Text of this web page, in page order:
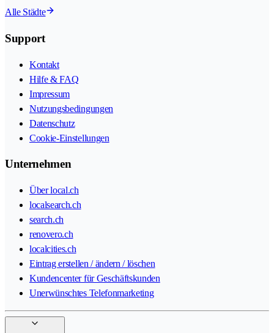
Alle Städte
Support
Kontakt
Hilfe & FAQ
Impressum
Nutzungsbedingungen
Datenschutz
Cookie-Einstellungen
Unternehmen
Über local.ch
localsearch.ch
search.ch
renovero.ch
localcities.ch
Eintrag erstellen / ändern / löschen
Kundencenter für Geschäftskunden
Unerwünschtes Telefonmarketing